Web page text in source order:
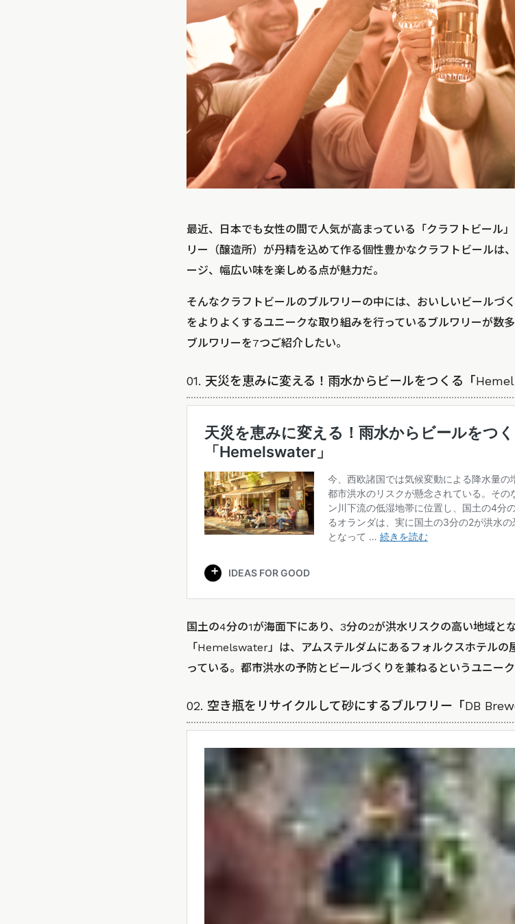
最近、日本でも女性の間で人気が高まっている「クラフトビール
リー（醸造所）が丹精を込めて作る個性豊かなクラフトビールは
ージ、幅広い味を楽しめる点が魅力だ。
そんなクラフトビールのブルワリーの中には、おいしいビールづ
をよりよくするユニークな取り組みを行っているブルワリーが数
ブルワリーを7つご紹介したい。
01. 天災を恵みに変える！雨水からビールをつくる「
国土の4分の1が海面下にあり、3分の2が洪水リスクの高い地域と
「Hemelswater」は、アムステルダムにあるフォルクスホテル
っている。都市洪水の予防とビールづくりを兼ねるというユニーク
02. 空き瓶をリサイクルして砂にするブルワリー「DB